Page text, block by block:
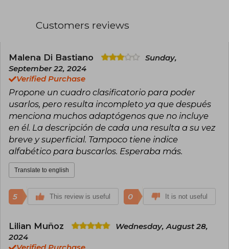
Customers reviews
Malena Di Bastiano
Sunday,
September 22, 2024
Verified Purchase
Propone un cuadro clasificatorio para poder
usarlos, pero resulta incompleto ya que después
menciona muchos adaptógenos que no incluye
en él. La descripción de cada una resulta a su vez
breve y superficial. Tampoco tiene indice
alfabético para buscarlos. Esperaba más.
Translate to english
5 This review is useful 0 It is not useful
Lilian Muñoz
Wednesday, August 28,
2024